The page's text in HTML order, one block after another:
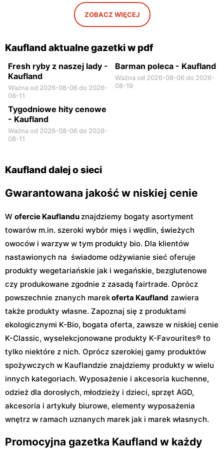
Radom, ul. 25 Czerwca 46
Płock, ul. Konstantego
Ildefonsa Gałczyńskiego 11
Kaufland
Radom, ul. Sycyńska 41
Kaufland
Łuków, ul. Przemysłowa 22
ZOBACZ WIĘCEJ
Kaufland aktualne gazetki w pdf
Fresh ryby z naszej lady -
Kaufland
Ważna od 2026-08-06 do 2026-
08-11
Barman poleca - Kaufland
Ważna od 2026-08-06 do 2026-
08-19
Tygodniowe hity cenowe
- Kaufland
Ważna od 2026-08-06 do 2026-
08-11
Kaufland dalej o sieci
Gwarantowana jakość w niskiej cenie
W ofercie Kauflanduznajdziemy bogaty asortyment
towarów m.in. szeroki wybór mięs i wędlin, świeżych
owoców i warzyw w tym produkty bio. Dla klientów
nastawionych na świadome odżywianie sieć oferuje
produkty wegetariańskie jak i wegańskie, bezglutenowe
czy produkowane zgodnie z zasadą fairtrade. Oprócz
powszechnie znanych marekoferta Kaufland zawiera
także produkty własne. Zapoznaj się z produktami
ekologicznymi K-Bio, bogata oferta, zawsze w niskiej cenie
K-Classic, wyselekcjonowane produkty K-Favourites® to
tylko niektóre z nich. Oprócz szerokiej gamy produktów
spożywczych w Kauflandzie znajdziemy produkty w wielu
innych kategoriach. Wyposażenie i akcesoria kuchenne,
odzież dla dorosłych, młodzieży i dzieci, sprzęt AGD,
akcesoria i artykuły biurowe, elementy wyposażenia
wnętrz w ramach uznanych marek jak i marek własnych.
Promocyjna gazetka Kaufland w każdy